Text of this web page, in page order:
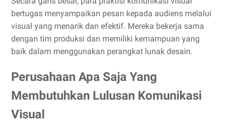
bertugas menyampaikan pesan kepada audiens melalui
visual yang menarik dan efektif. Mereka bekerja sama
dengan tim produksi dan memiliki kemampuan yang
baik dalam menggunakan perangkat lunak desain.
Perusahaan Apa Saja Yang
Membutuhkan Lulusan Komunikasi
Visual